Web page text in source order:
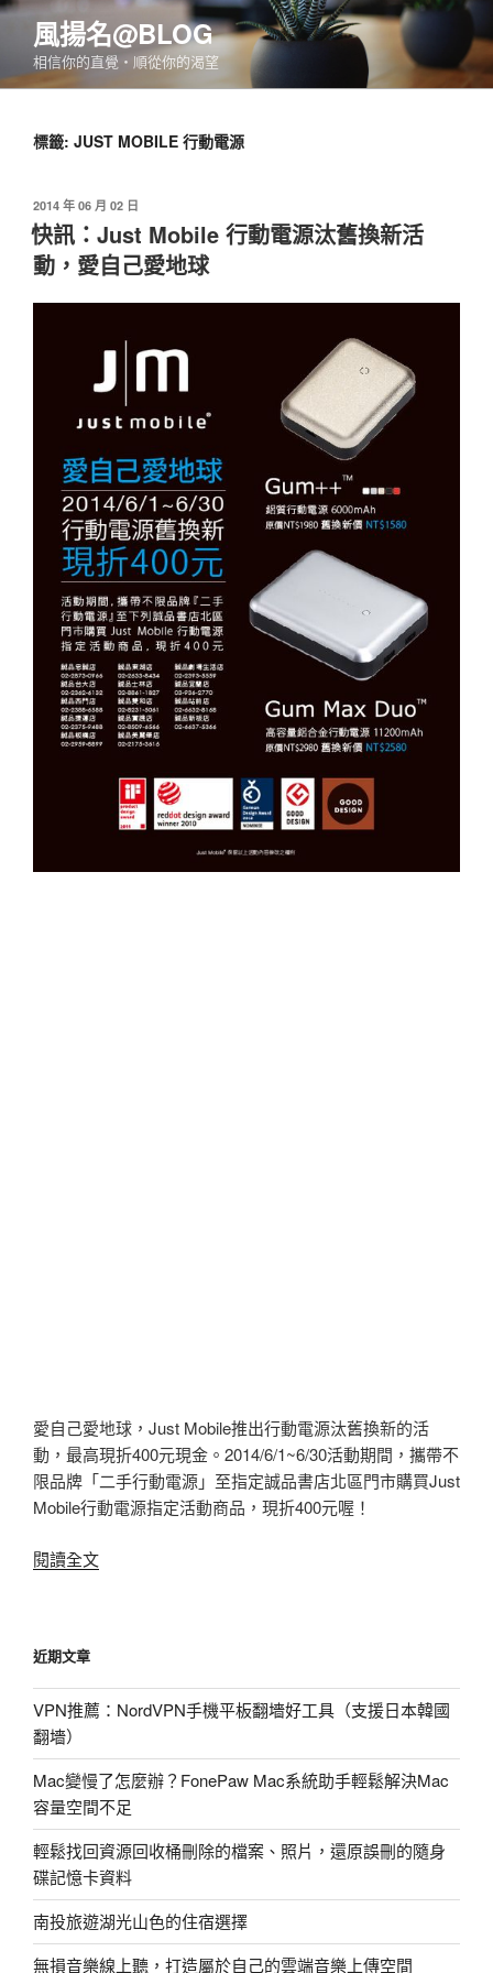
跳
要
風揚名@BLOG
相信你的直覺‧順從你的渴望
標籤: JUST MOBILE 行動電源
發
佈
於
2014 年 06 月 02 日
快訊：Just Mobile 行動電源汰舊換新活
動，愛自己愛地球
愛自己愛地球，Just Mobile推出行動電源汰舊換新的活
動，最高現折400元現金。2014/6/1~6/30活動期間，攜帶不
限品牌「二手行動電源」至指定誠品書店北區門市購買Just
Mobile行動電源指定活動商品，現折400元喔！
閱讀全文〈快
動
電
汰
舊
換
新
活
動，
愛
自
近期文章
VPN推薦：NordVPN手機平板翻墻好工具（支援日本韓國
翻墻）
Mac變慢了怎麼辦？FonePaw Mac系統助手輕鬆解決Mac
容量空間不足
輕鬆找回資源回收桶刪除的檔案、照片，還原誤刪的隨身
碟記憶卡資料
南投旅遊湖光山色的住宿選擇
無損音樂線上聽，打造屬於自己的雲端音樂上傳空間